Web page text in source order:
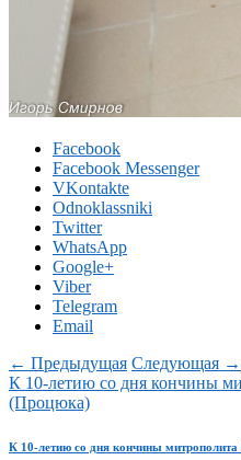
Facebook
Facebook Messenger
VKontakte
Odnoklassniki
Twitter
WhatsApp
Google+
Viber
Telegram
Email
← Предыдущая Следующая →
К 10-летию со дня кончины
(Процюка)
К 10-летию со дня кончины